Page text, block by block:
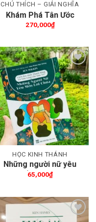
CHÚ THÍCH – GIẢI NGHĨA
Khám Phá Tân Ước
270,000₫
Thêm wishlist
HỌC KINH THÁNH
Những người nữ yêu
mến lời Chúa
65,000₫